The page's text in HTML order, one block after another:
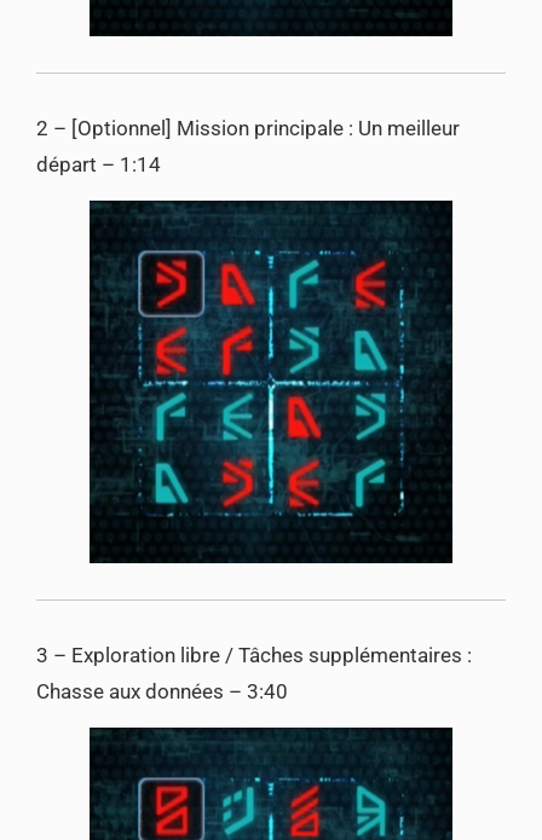
2 – [Optionnel] Mission principale : Un meilleur
départ – 1:14
3 – Exploration libre / Tâches supplémentaires :
Chasse aux données – 3:40